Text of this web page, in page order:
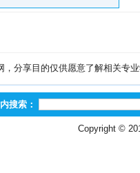
，分享目的仅供愿意了解相关专
搜索：
Copyright ©